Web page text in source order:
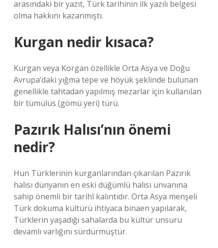
arasındaki bir yazıt, Türk tarihinin ilk yazılı belgesi
olma hakkını kazanmıştı.
Kurgan nedir kısaca?
Kurgan veya Korgan özellikle Orta Asya ve Doğu
Avrupa’daki yığma tepe ve höyük şeklinde bulunan
genellikle tahtadan yapılmış mezarlar için kullanılan
bir tümülüs (gömü yeri) türü.
Pazırık Halısı’nın önemi
nedir?
Hun Türklerinin kurganlarından çıkarılan Pazırık
halısı dünyanın en eski düğümlü halısı unvanına
sahip önemli bir tarihî kalıntıdır. Orta Asya menşeli
Türk dokuma kültürü ihtiyaca binaen yapılarak,
Türklerin yaşadığı sahalarda bu kültür unsuru
devamlı varlığını sürdürmüştür.